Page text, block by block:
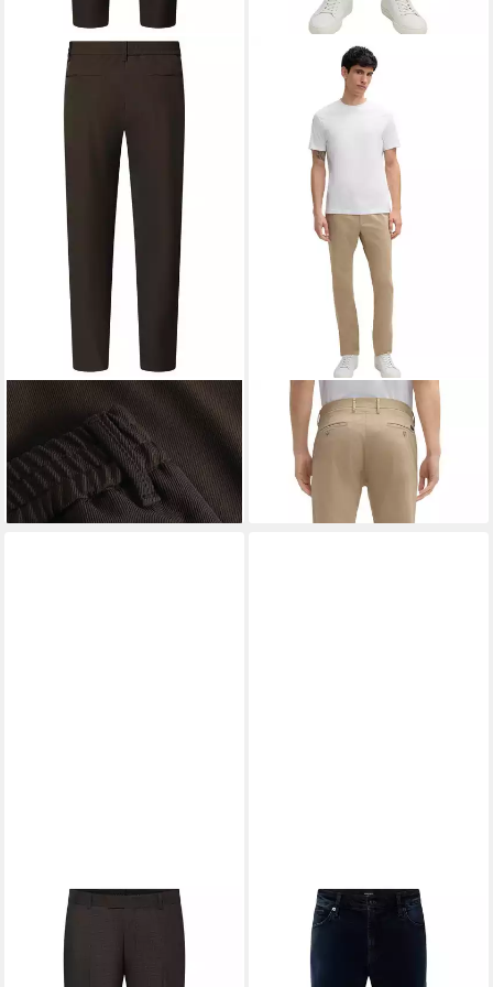
STRELLSONStoffhose Lui
mit elastischem Bund (1-tlg)
ab 119,95 €
STRELLSONChinos Hose
Code braun Herren
ab 71,39 €
109,95 €